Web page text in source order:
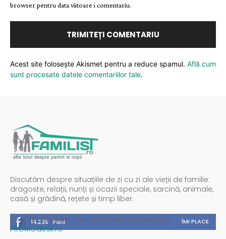
browser pentru data viitoare i comentariu.
Acest site folosește Akismet pentru a reduce spamul. Află cum
sunt procesate datele comentariilor tale.
Discutăm despre situațiile de zi cu zi ale vieții de familie:
dragoste, relații, nunți și ocazii speciale, sarcină, animale,
casă și grădină, rețete și timp liber.
14,235 Fani ÎMI PLACE
Spații publicitare / reclamă administrată de
PROMOdesk.ro